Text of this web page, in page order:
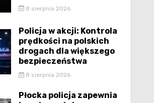
8 sierpnia 2026
Policja w akcji: Kontrola
prędkości na polskich
drogach dla większego
bezpieczeństwa
8 sierpnia 2026
Płocka policja zapewnia